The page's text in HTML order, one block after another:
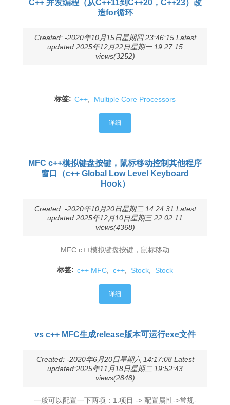
C++ 并发编程（从C++11到C++20，C++23）改
造for循环
Created: -2020年10月15日星期四 23:46:15 Latest
updated:2025年12月22日星期一 19:27:15
views(3252)
标签: C++ Multiple Core Processors
详细
MFC c++模拟键盘按键，鼠标移动控制其他程序
窗口（c++ Global Low Level Keyboard
Hook）
Created: -2020年10月20日星期二 14:24:31 Latest
updated:2025年12月10日星期三 22:02:11
views(4368)
MFC c++模拟键盘按键，鼠标移动
标签: c++ MFC c++ Stock Stock
详细
vs c++ MFC生成release版本可运行exe文件
Created: -2020年6月20日星期六 14:17:08 Latest
updated:2025年11月18日星期二 19:52:43
views(2848)
一般可以配置一下两项：1.项目 -> 配置属性->常规-